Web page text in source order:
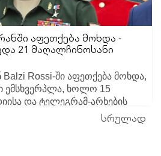
21 მაღალჩინოსანი
Rossi-ში აფეთქება მოხდა,
ემსხვერპლა, ხოლო 15
და ტელეგრამ-არხების
ადგილზე elite-სეგმენტისა
ერთ-ერთი მთავარი
რესტორანში დაუდგენელი
სრულად